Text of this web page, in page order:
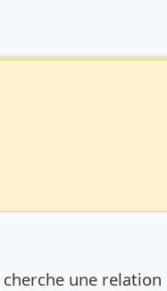
cherche une relation